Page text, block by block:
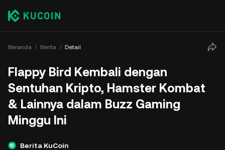
Beranda Berita Detail
Flappy Bird Kembali dengan
Sentuhan Kripto, Hamster Kombat
& Lainnya dalam Buzz Gaming
Minggu Ini
Berita KuCoin